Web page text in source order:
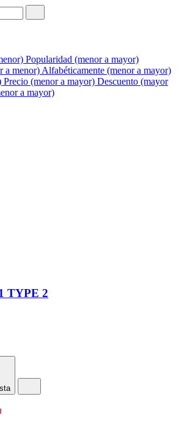
Popularidad (menor a mayor)
a menor) Alfabéticamente (menor a mayor)
Precio (menor a mayor) Descuento (mayor
a mayor)
TYPE 2